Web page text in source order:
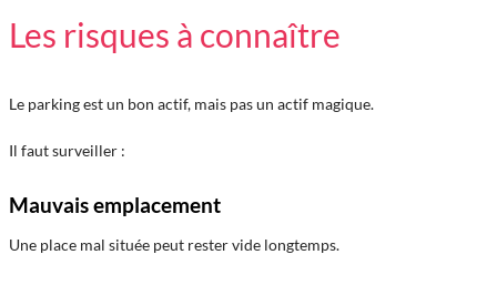
Les risques à connaître
Le parking est un bon actif, mais pas un actif magique.
Il faut surveiller :
Mauvais emplacement
Une place mal située peut rester vide longtemps.